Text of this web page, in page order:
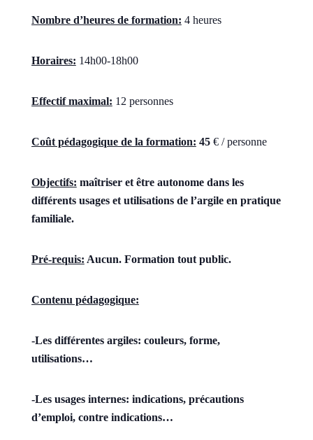
Nombre d’heures de formation: 4 heures
Horaires: 14h00-18h00
Effectif maximal: 12 personnes
Coût pédagogique de la formation: 45€ / personne
Objectifs: maîtriser et être autonome dans les
différents usages et utilisations de l’argile en pratique
familiale.
Pré-requis: Aucun. Formation tout public.
Contenu pédagogique:
-Les différentes argiles: couleurs, forme,
utilisations…
-Les usages internes: indications, précautions
d’emploi, contre indications…